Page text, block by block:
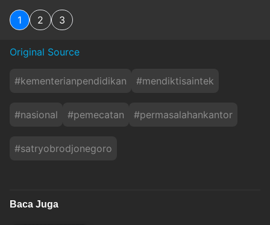
1 2 3
Original Source
#kementerianpendidikan #mendiktisaintek
#nasional #pemecatan #permasalahankantor
#satryobrodjonegoro
Baca Juga